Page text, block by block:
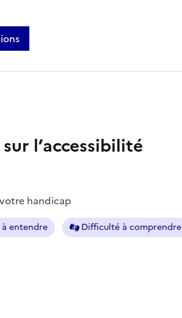
l’accessibilité
handicap
entendre Difficulté à comprendre